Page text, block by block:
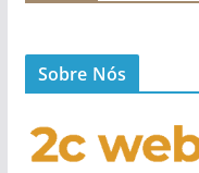
Sobre Nós